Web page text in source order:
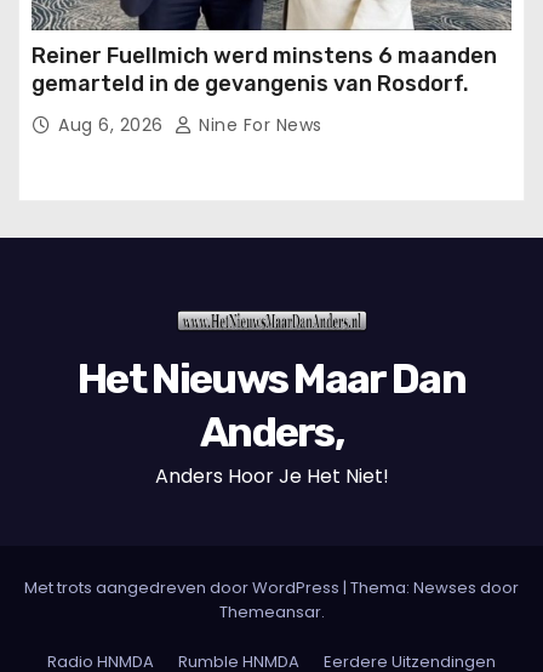
Reiner Fuellmich werd minstens 6 maanden
gemarteld in de gevangenis van Rosdorf.
Aug 6, 2026 Nine For News
Het Nieuws Maar Dan
Anders,
Anders Hoor Je Het Niet!
Met trots aangedreven door WordPress | Thema: Newses door
Themeansar.
Radio HNMDA Rumble HNMDA Eerdere Uitzendingen